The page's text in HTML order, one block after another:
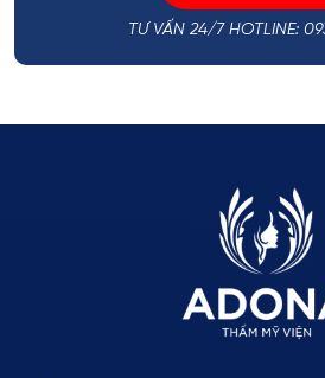
TƯ VẤN 24/7 HOTLINE: